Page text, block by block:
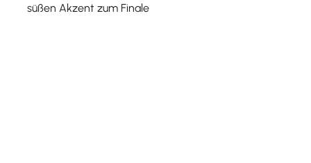
süßen Akzent zum Finale